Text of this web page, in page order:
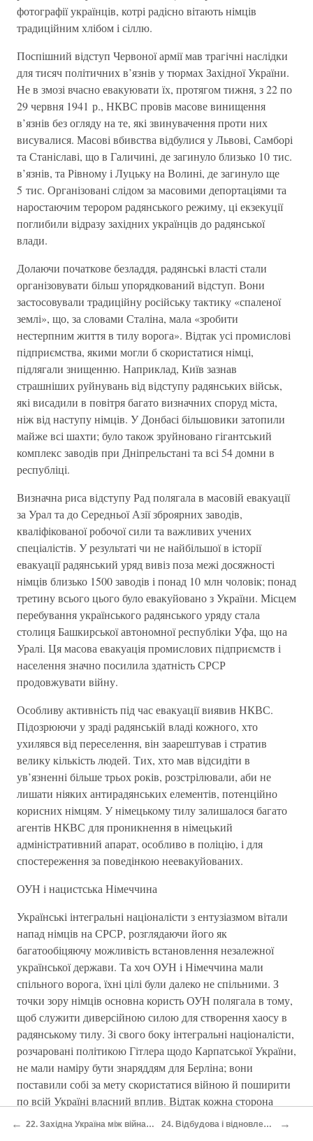
фотографії українців, котрі радісно вітають німців
традиційним хлібом і сіллю.
Поспішний відступ Червоної армії мав трагічні наслідки
для тисяч політичних в’язнів у тюрмах Західної України.
Не в змозі вчасно евакуювати їх, протягом тижня, з 22 по
29 червня 1941 р., НКВС провів масове винищення
в’язнів без огляду на те, які звинувачення проти них
висувалися. Масові вбивства відбулися у Львові, Самборі
та Станіславі, що в Галичині, де загинуло близько 10 тис.
в’язнів, та Рівному і Луцьку на Волині, де загинуло ще
5 тис. Організовані слідом за масовими депортаціями та
наростаючим терором радянського режиму, ці екзекуції
поглибили відразу західних українців до радянської
влади.
Долаючи початкове безладдя, радянські власті стали
організовувати більш упорядкований відступ. Вони
застосовували традиційну російську тактику «спаленої
землі», що, за словами Сталіна, мала «зробити
нестерпним життя в тилу ворога». Відтак усі промислові
підприємства, якими могли б скористатися німці,
підлягали знищенню. Наприклад, Київ зазнав
страшніших руйнувань від відступу радянських військ,
які висадили в повітря багато визначних споруд міста,
ніж від наступу німців. У Донбасі більшовики затопили
майже всі шахти; було також зруйновано гігантський
комплекс заводів при Дніпрельстані та всі 54 домни в
республіці.
Визначна риса відступу Рад полягала в масовій евакуації
за Урал та до Середньої Азії зброярних заводів,
кваліфікованої робочої сили та важливих учених
спеціалістів. У результаті чи не найбільшої в історії
евакуації радянський уряд вивіз поза межі досяжності
німців близько 1500 заводів і понад 10 млн чоловік; понад
третину всього цього було евакуйовано з України. Місцем
перебування українського радянського уряду стала
столиця Башкирської автономної республіки Уфа, що на
Уралі. Ця масова евакуація промислових підприємств і
населення значно посилила здатність СРСР
продовжувати війну.
Особливу активність під час евакуації виявив НКВС.
Підозрюючи у зраді радянській владі кожного, хто
ухилявся від переселення, він заарештував і стратив
велику кількість людей. Тих, хто мав відсидіти в
ув’язненні більше трьох років, розстрілювали, аби не
лишати ніяких антирадянських елементів, потенційно
корисних німцям. У німецькому тилу залишалося багато
агентів НКВС для проникнення в німецький
адміністративний апарат, особливо в поліцію, і для
спостереження за поведінкою неевакуйованих.
ОУН і нацистська Німеччина
Українські інтегральні націоналісти з ентузіазмом вітали
напад німців на СРСР, розглядаючи його як
багатообіцяючу можливість встановлення незалежної
української держави. Та хоч ОУН і Німеччина мали
спільного ворога, їхні цілі були далеко не спільними. З
точки зору німців основна користь ОУН полягала в тому,
щоб служити диверсійною силою для створення хаосу в
радянському тилу. Зі свого боку інтегральні націоналісти,
розчаровані політикою Гітлера щодо Карпатської України,
не мали наміру бути знаряддям для Берліна; вони
поставили собі за мету скористатися війною й поширити
по всій Україні власний вплив. Відтак кожна сторона
прагнула використати іншу у своїх власних, часто
← 22. Західна Україна між війнами 24. Відбудова і відновлення →